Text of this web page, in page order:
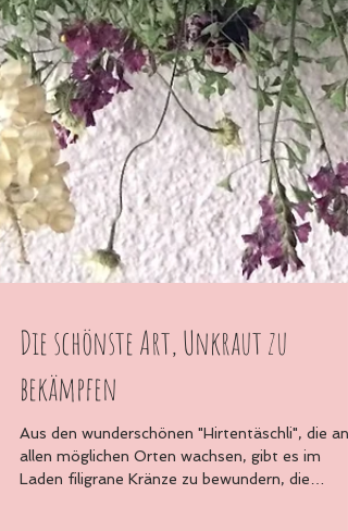
Die schönste Art, Unkraut zu
bekämpfen
Aus den wunderschönen "Hirtentäschli", die an